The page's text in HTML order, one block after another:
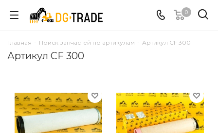
0
Главная - Поиск запчастей по артикулам - Артикул CF 300
Артикул CF 300